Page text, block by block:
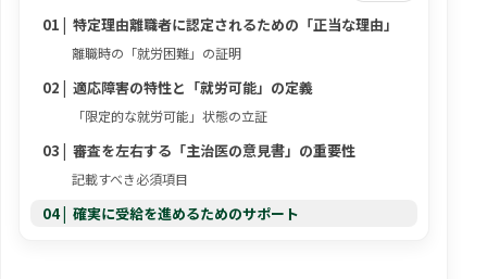
特定理由離職者に認定されるための「正当な理由」
離職時の「就労困難」の証明
適応障害の特性と「就労可能」の定義
「限定的な就労可能」状態の立証
審査を左右する「主治医の意見書」の重要性
記載すべき必須項目
確実に受給を進めるためのサポート